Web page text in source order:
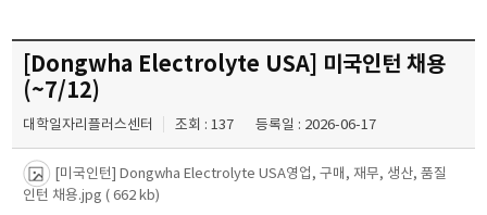
[Dongwha Electrolyte USA] 미국인턴 채용
(~7/12)
대학일자리플러스센터 조회 : 137 등록일 : 2026-06-17
[미국인턴] Dongwha Electrolyte USA영업, 구매, 재무, 생산, 품질
인턴 채용.jpg( 662 kb)